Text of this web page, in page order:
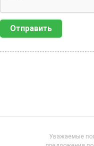
Отправить
Уважаемые